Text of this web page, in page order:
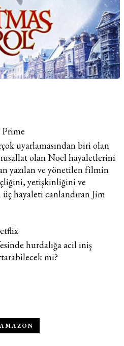
uyarlamasından biri olan
olan Noel hayaletlerini
yazılan ve yönetilen filmin
yetişkinliğini ve
üç hayaleti canlandıran Jim
hurdalığa acil iniş
mi?
AMAZON